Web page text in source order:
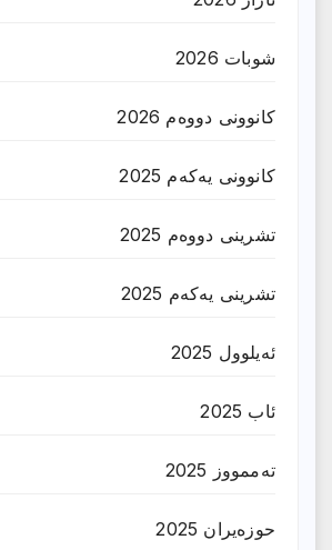
شوبات 2026
کانوونی دووەم 2026
کانوونی یەکەم 2025
تشرینی دووەم 2025
تشرینی یەکەم 2025
ئەیلوول 2025
ئاب 2025
تەممووز 2025
حوزه‌یران 2025